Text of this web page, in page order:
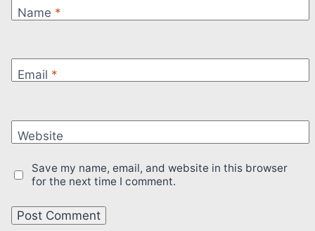
Name *
Email *
Website
Save my name, email, and website in this browser
for the next time I comment.